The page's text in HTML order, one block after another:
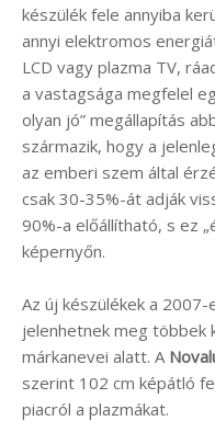
készülék fele annyiba
annyi elektromos
LCD vagy plazma TV,
a vastagsága megfelel
olyan jó” megállapítás
származik, hogy a
az emberi szem által
csak 30-35%-át adják
90%-a előállítható, s ez
képernyőn.
Az új készülékek a
jelenhetnek meg többek
márkanevei alatt. A
szerint 102 cm képátló
piacról a plazmákat.